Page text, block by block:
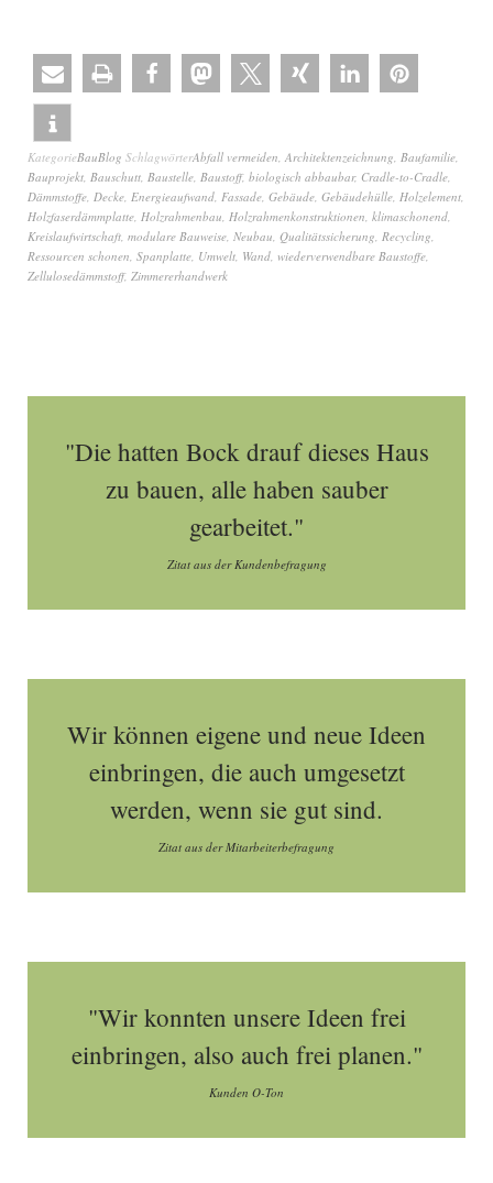
KategorieBauBlog SchlagwörterAbfall vermeiden, Architektenzeichnung, Baufamilie,
Bauprojekt, Bauschutt, Baustelle, Baustoff, biologisch abbaubar, Cradle-to-Cradle,
Dämmstoffe, Decke, Energieaufwand, Fassade, Gebäude, Gebäudehülle, Holzelement,
Holzfaserdämmplatte, Holzrahmenbau, Holzrahmenkonstruktionen, klimaschonend,
Kreislaufwirtschaft, modulare Bauweise, Neubau, Qualitätssicherung, Recycling,
Ressourcen schonen, Spanplatte, Umwelt, Wand, wiederverwendbare Baustoffe,
Zellulosedämmstoff, Zimmererhandwerk
"Die hatten Bock drauf dieses Haus
zu bauen, alle haben sauber
gearbeitet."
Zitat aus der Kundenbefragung
Wir können eigene und neue Ideen
einbringen, die auch umgesetzt
werden, wenn sie gut sind.
Zitat aus der Mitarbeiterbefragung
"Wir konnten unsere Ideen frei
einbringen, also auch frei planen."
Kunden O-Ton